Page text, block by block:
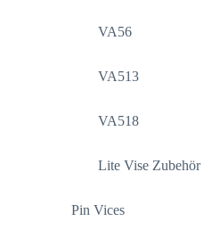
VA56
VA513
VA518
Lite Vise Zubehör
Pin Vices